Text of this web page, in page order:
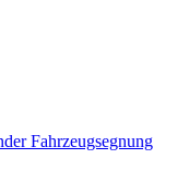
Fahrzeugsegnung